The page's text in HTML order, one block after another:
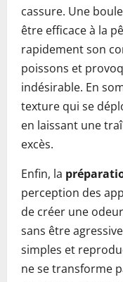
cassure. Une
être efficace à la
rapidement son
poissons et
indésirable. En
texture qui se
en laissant une
excès.
Enfin, la
perception des
de créer une
sans être
simples et
ne se transforme